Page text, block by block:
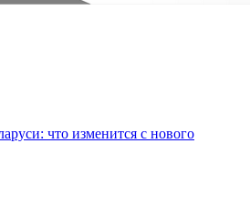
что изменится с нового